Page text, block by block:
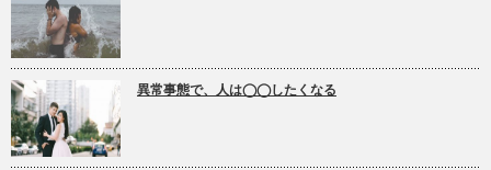
異常事態で、人は◯◯したくなる